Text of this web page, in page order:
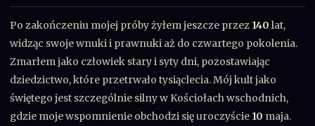
Po zakończeniu mojej próby żyłem jeszcze przez 140 lat,
widząc swoje wnuki i prawnuki aż do czwartego pokolenia.
Zmarłem jako człowiek stary i syty dni, pozostawiając
dziedzictwo, które przetrwało tysiąclecia. Mój kult jako
świętego jest szczególnie silny w Kościołach wschodnich,
gdzie moje wspomnienie obchodzi się uroczyście 10 maja.